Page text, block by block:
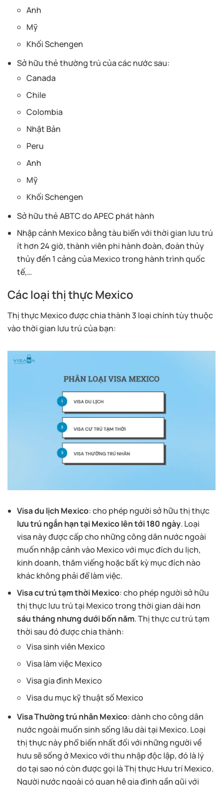
Anh
Mỹ
Khối Schengen
Sở hữu thẻ thường trú của các nước sau:
Canada
Chile
Colombia
Nhật Bản
Peru
Anh
Mỹ
Khối Schengen
Sở hữu thẻ ABTC do APEC phát hành
Nhập cảnh Mexico bằng tàu biển với thời gian lưu trú
ít hơn 24 giờ, thành viên phi hành đoàn, đoàn thủy
thủy đến 1 cảng của Mexico trong hành trình quốc
tế,…
Các loại thị thực Mexico
Thị thực Mexico được chia thành 3 loại chính tùy thuộc
vào thời gian lưu trú của bạn:
Visa du lịch Mexico: cho phép người sở hữu thị thực
lưu trú ngắn hạn tại Mexico lên tới 180 ngày. Loại
visa này được cấp cho những công dân nước ngoài
muốn nhập cảnh vào Mexico với mục đích du lịch,
kinh doanh, thăm viếng hoặc bất kỳ mục đích nào
khác không phải để làm việc.
Visa cư trú tạm thời Mexico: cho phép người sở hữu
thị thực lưu trú tại Mexico trong thời gian dài hơn
sáu tháng nhưng dưới bốn năm. Thị thực cư trú tạm
thời sau đó được chia thành:
Visa sinh viên Mexico
Visa làm việc Mexico
Visa gia đình Mexico
Visa du mục kỹ thuật số Mexico
Visa Thường trú nhân Mexico: dành cho công dân
nước ngoài muốn sinh sống lâu dài tại Mexico. Loại
thị thực này phổ biến nhất đối với những người về
hưu sẽ sống ở Mexico với thu nhập độc lập, đó là lý
do tại sao nó còn được gọi là Thị thực Hưu trí Mexico.
Người nước ngoài có quan hệ gia đình gần gũi với